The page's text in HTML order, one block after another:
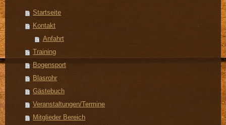
Startseite
Kontakt
Anfahrt
Training
Bogensport
Blasrohr
Gästebuch
Veranstaltungen/Termine
Mitglieder Bereich